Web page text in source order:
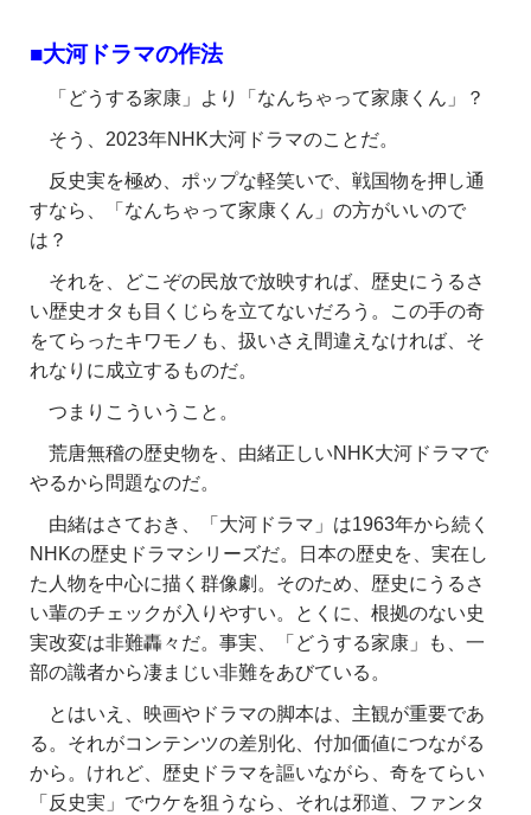
■大河ドラマの作法
「どうする家康」より「なんちゃって家康くん」？
そう、2023年NHK大河ドラマのことだ。
反史実を極め、ポップな軽笑いで、戦国物を押し通
すなら、「なんちゃって家康くん」の方がいいので
は？
それを、どこぞの民放で放映すれば、歴史にうるさ
い歴史オタも目くじらを立てないだろう。この手の奇
をてらったキワモノも、扱いさえ間違えなければ、そ
れなりに成立するものだ。
つまりこういうこと。
荒唐無稽の歴史物を、由緒正しいNHK大河ドラマで
やるから問題なのだ。
由緒はさておき、「大河ドラマ」は1963年から続く
NHKの歴史ドラマシリーズだ。日本の歴史を、実在し
た人物を中心に描く群像劇。そのため、歴史にうるさ
い輩のチェックが入りやすい。とくに、根拠のない史
実改変は非難轟々だ。事実、「どうする家康」も、一
部の識者から凄まじい非難をあびている。
とはいえ、映画やドラマの脚本は、主観が重要であ
る。それがコンテンツの差別化、付加価値につながる
から。けれど、歴史ドラマを謳いながら、奇をてらい
「反史実」でウケを狙うなら、それは邪道、ファンタ